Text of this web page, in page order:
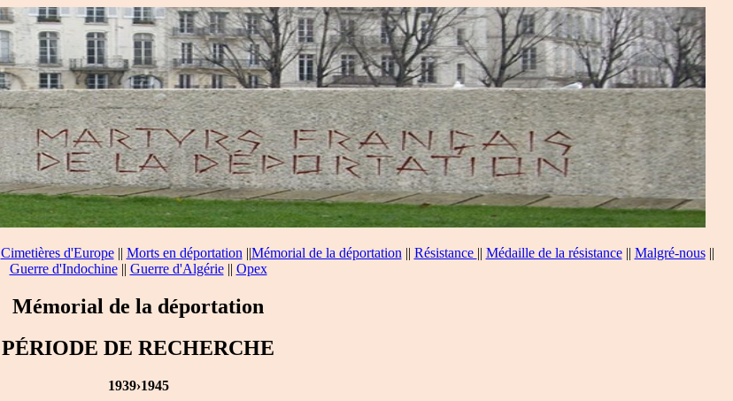
Cimetières d'Europe|| Morts en déportation ||Mémorial de la déportation || Résistance || Médaille de la résistance|| Malgré-nous||
Guerre d'Indochine|| Guerre d'Algérie|| Opex
Mémorial de la déportation
PÉRIODE DE RECHERCHE
1939›1945